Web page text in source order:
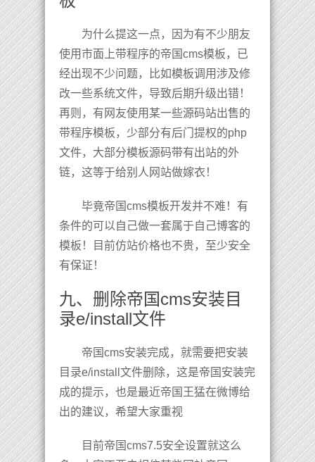
为什么提这一点，因为有不少朋友
使用市面上带程序的帝国cms模板，已
经出现不少问题，比如模板调用涉及修
改一些系统文件，导致后期升级出错！
再则，有网友使用某一些源码站出售的
带程序模板，少部分有后门提权的php
文件，大部分模板源码带有出站的外
链，这等于给别人网站做嫁衣！
毕竟帝国cms模板开发并不难！有
条件的可以自己做一套属于自己博客的
模板！目前仿站价格也不贵，至少安全
有保证！
九、删除帝国cms安装目
录e/install文件
帝国cms安装完成，就需要把安装
目录e/install文件删除，这是帝国安装完
成的提示，也是最近帝国王猛在微博给
出的建议，希望大家重视
目前帝国cms7.5安全设置就这么